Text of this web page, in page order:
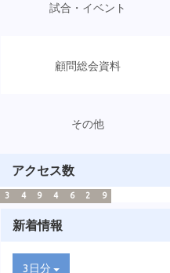
試合・イベント
顧問総会資料
その他
アクセス数
3 4 9 4 6 2 9
新着情報
3日分